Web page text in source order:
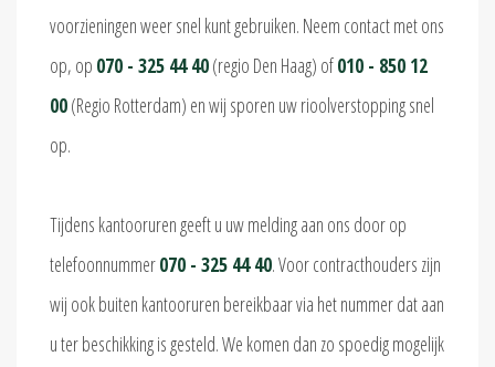
voorzieningen weer snel kunt gebruiken. Neem contact met ons
op, op 070 - 325 44 40(regio Den Haag) of010 - 850 12
00(Regio Rotterdam) en wij sporen uw rioolverstopping snel
op.
Tijdens kantooruren geeft u uw melding aan ons door op
telefoonnummer070 - 325 44 40. Voor contracthouders zijn
wij ook buiten kantooruren bereikbaar via het nummer dat aan
u ter beschikking is gesteld. We komen dan zo spoedig mogelijk